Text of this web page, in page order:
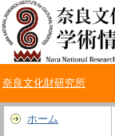
奈良文化財研究所
ホーム